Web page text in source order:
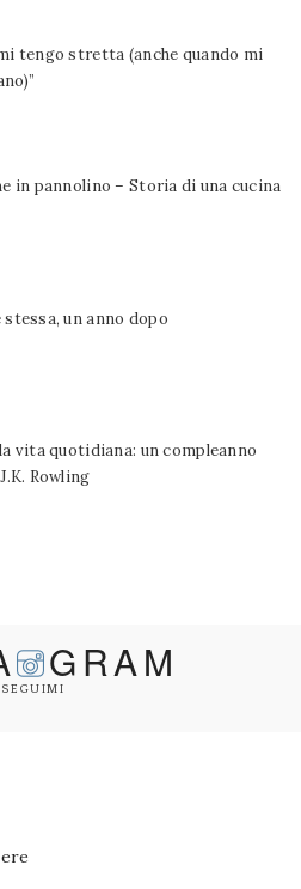
tengo stretta (anche quando mi
in pannolino – Storia di una cucina
un anno dopo
vita quotidiana: un compleanno
Rowling
GRAM
SEGUIMI